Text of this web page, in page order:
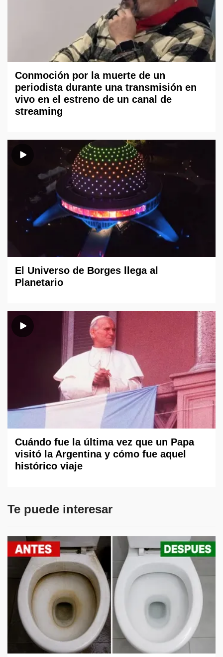
Conmoción por la muerte de un
periodista durante una transmisión en
vivo en el estreno de un canal de
streaming
El Universo de Borges llega al
Planetario
Cuándo fue la última vez que un Papa
visitó la Argentina y cómo fue aquel
histórico viaje
Te puede interesar